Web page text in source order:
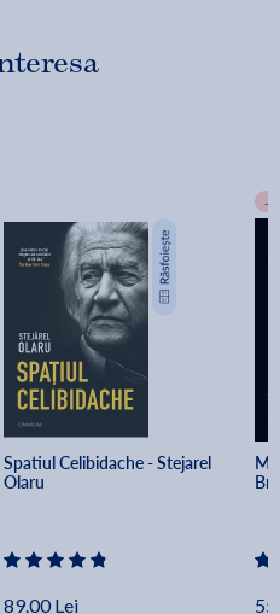
Spatiul Celibidache - Stejarel
Olaru
89.00 Lei
-